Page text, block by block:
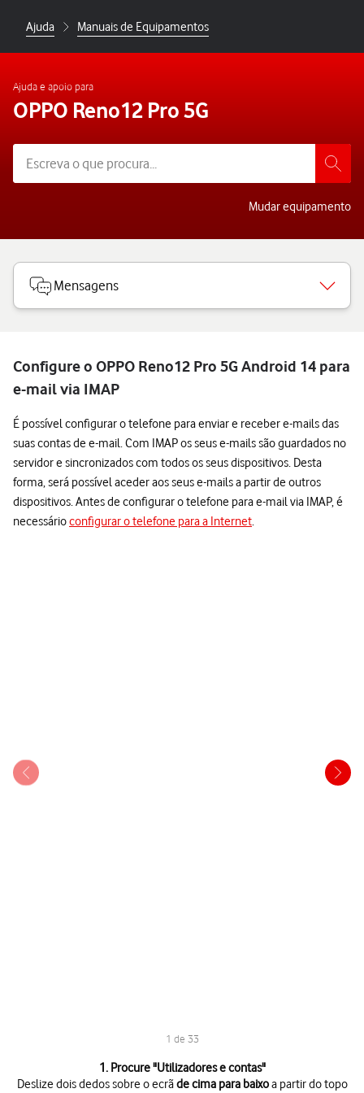
Ajuda Manuais de Equipamentos
Ajuda e apoio para
OPPO Reno12 Pro 5G
Mudar equipamento
Mensagens
Configure o OPPO Reno12 Pro 5G Android 14 para
e-mail via IMAP
É possível configurar o telefone para enviar e receber e-mails das
suas contas de e-mail. Com IMAP os seus e-mails são guardados no
servidor e sincronizados com todos os seus dispositivos. Desta
forma, será possível aceder aos seus e-mails a partir de outros
dispositivos. Antes de configurar o telefone para e-mail via IMAP, é
necessárioconfigurar o telefone para a Internet.
1 de 33
1. Procure "Utilizadores e contas"
Deslize dois dedos sobre o ecrãde cima para baixoa partir do topo